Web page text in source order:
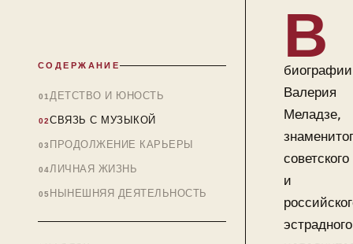
СОДЕРЖАНИЕ
ДЕТСТВО И ЮНОСТЬ
СВЯЗЬ С МУЗЫКОЙ
ПРОДОЛЖЕНИЕ КАРЬЕРЫ
ЛИЧНАЯ ЖИЗНЬ
НЫНЕШНЯЯ ДЕЯТЕЛЬНОСТЬ
В
биографии
Валерия
Меладзе,
советского
и
эстрадного